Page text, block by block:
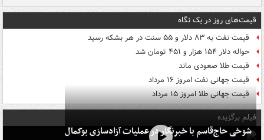
قیمت‌های روز در یک نگاه
قیمت نفت به ۸۳ دلار و ۵۵ سنت در هر بشکه رسید
حواله دلار ۱۵۴ هزار و ۴۵۱ تومان شد
قیمت طلا صعودی ماند
قیمت جهانی نفت امروز ۱۶ مرداد
قیمت جهانی طلا امروز ۱۵ مرداد
فیلم برگزیده
شوخی حاج‌قاسم با خبرنگار در عملیات آزادسازی بوکمال